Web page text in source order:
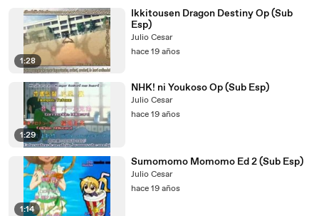
1:28
Ikkitousen Dragon Destiny Op (Sub
Esp)
Julio Cesar
hace 19 años
1:29
NHK! ni Youkoso Op (Sub Esp)
Julio Cesar
hace 19 años
1:14
Sumomomo Momomo Ed 2 (Sub Esp)
Julio Cesar
hace 19 años